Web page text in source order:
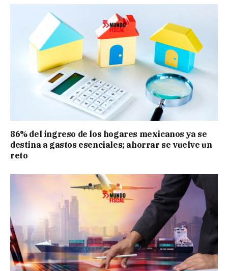
86% del ingreso de los hogares mexicanos ya se
destina a gastos esenciales; ahorrar se vuelve un
reto